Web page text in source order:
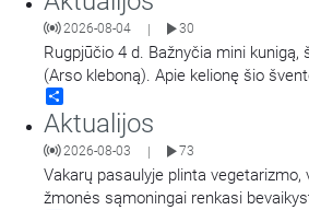
apie žindymo naudą kūdikiui ir
patarimais, kur kreiptis pagalbos, jei
2026-08-04 | 30
Rugpjūčio 4 d. Bažnyčia mini kunigą,
(Arso kleboną). Apie kelionę šio
tikybos mokytoja Jolanta Stupelytė ir
Laisvė Radzevičienė.
Aktualijos
2026-08-03 | 73
Vakarų pasaulyje plinta vegetarizmo,
žmonės sąmoningai renkasi